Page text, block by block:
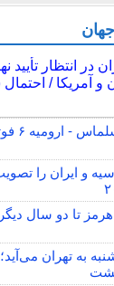
در انتظار تأیید
و آمریکا /
و ایران را
هرمز تا دو سال
به تهران